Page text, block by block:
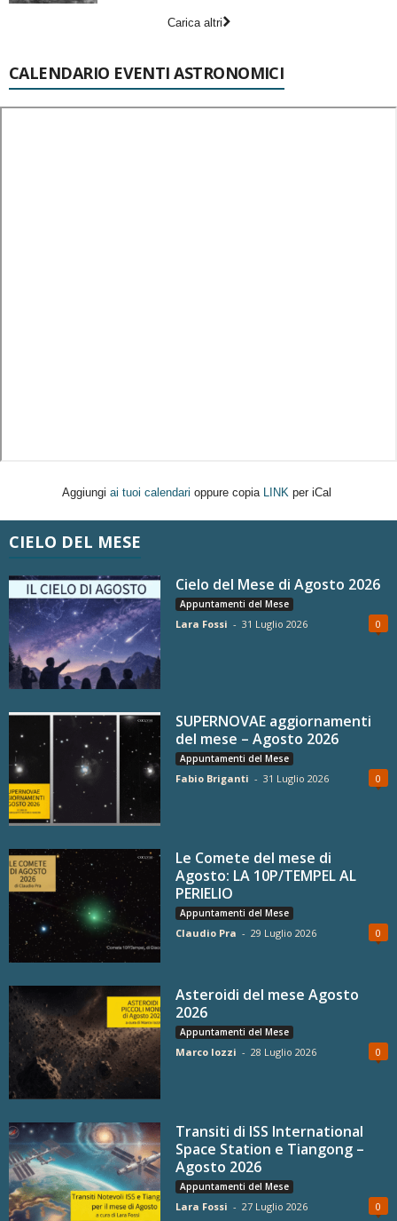
Carica altri
CALENDARIO EVENTI ASTRONOMICI
Aggiungi ai tuoi calendari oppure copia LINK per iCal
CIELO DEL MESE
Cielo del Mese di Agosto 2026
Appuntamenti del Mese
Lara Fossi - 31 Luglio 2026 0
SUPERNOVAE aggiornamenti
del mese – Agosto 2026
Appuntamenti del Mese
Fabio Briganti - 31 Luglio 2026 0
Le Comete del mese di
Agosto: LA 10P/TEMPEL AL
PERIELIO
Appuntamenti del Mese
Claudio Pra - 29 Luglio 2026 0
Asteroidi del mese Agosto
2026
Appuntamenti del Mese
Marco Iozzi - 28 Luglio 2026 0
Transiti di ISS International
Space Station e Tiangong –
Agosto 2026
Appuntamenti del Mese
Lara Fossi - 27 Luglio 2026 0